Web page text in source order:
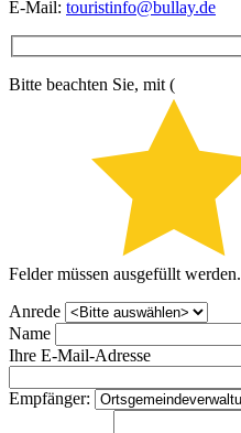
E-Mail: touristinfo@bullay.de
Bitte beachten Sie, mit (
Felder müssen ausgefüllt werden.
Anrede
Name
Ihre E-Mail-Adresse
Empfänger: